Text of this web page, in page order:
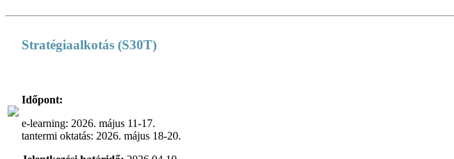
Stratégiaalkotás (S30T)
Időpont:
e-learning: 2026. május 11-17.
tantermi oktatás: 2026. május 18-20.